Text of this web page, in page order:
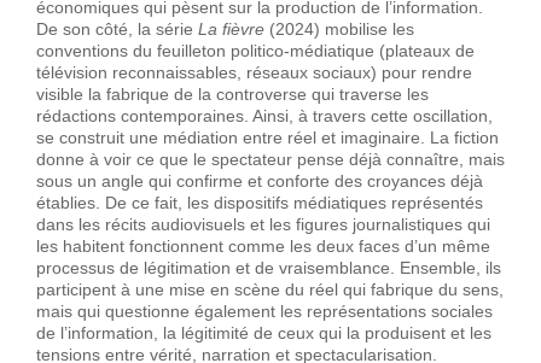
économiques qui pèsent sur la production de l’information.
De son côté, la série La fièvre (2024) mobilise les
conventions du feuilleton politico-médiatique (plateaux de
télévision reconnaissables, réseaux sociaux) pour rendre
visible la fabrique de la controverse qui traverse les
rédactions contemporaines. Ainsi, à travers cette oscillation,
se construit une médiation entre réel et imaginaire. La fiction
donne à voir ce que le spectateur pense déjà connaître, mais
sous un angle qui confirme et conforte des croyances déjà
établies. De ce fait, les dispositifs médiatiques représentés
dans les récits audiovisuels et les figures journalistiques qui
les habitent fonctionnent comme les deux faces d’un même
processus de légitimation et de vraisemblance. Ensemble, ils
participent à une mise en scène du réel qui fabrique du sens,
mais qui questionne également les représentations sociales
de l’information, la légitimité de ceux qui la produisent et les
tensions entre vérité, narration et spectacularisation.